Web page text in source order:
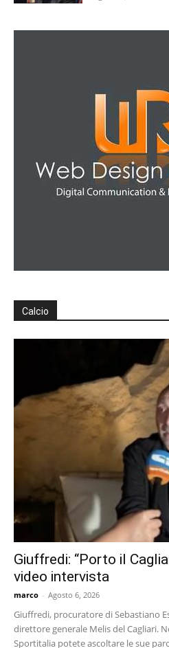
Calcio
Giuffredi: “Porto il
video intervista
marco - Agosto 6, 2026
Giuffredi, procuratore di Sebastiano
direttore generale Melis del Cagliari.
Sportitalia potete ascoltare le sue